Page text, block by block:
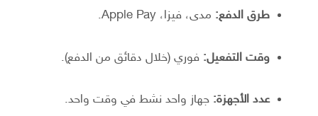
طرق الدفع: مدى، فيزا، Apple Pay.
وقت التفعيل: فوري (خلال دقائق من الدفع).
عدد الأجهزة: جهاز واحد نشط في وقت واحد.